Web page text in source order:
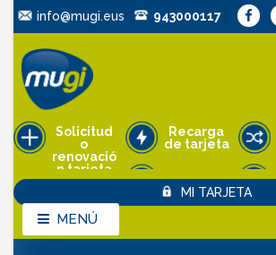
info@mugi.eus 943000117
MENÚ
Solicitud
o
renovació
n tarjeta
Recarga
de tarjeta
Anulación
MI TARJETA
MENÚ